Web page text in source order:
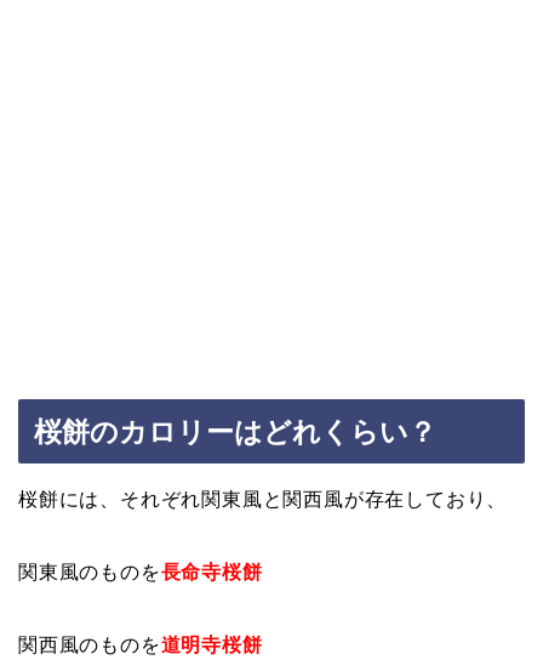
桜餅のカロリーはどれくらい？
桜餅には、それぞれ関東風と関西風が存在しており、
関東風のものを長命寺桜餅
関西風のものを道明寺桜餅